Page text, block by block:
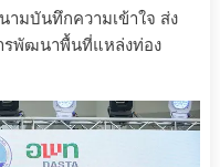
มบันทึกความเข้าใจ ส่ง
รพัฒนาพื้นที่แหล่งท่อง